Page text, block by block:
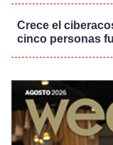
Crece el
cinco personas